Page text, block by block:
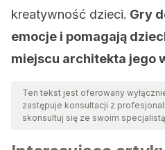
kreatywność dzieci. Gry
emocje i pomagają
miejscu architekta jego
Ten tekst jest oferowany
zastępuje konsultacji z
skonsultuj się ze swoim